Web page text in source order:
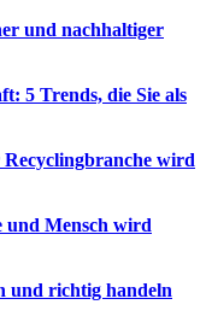
und nachhaltiger
5 Trends, die Sie als
wird
und Mensch wird
und richtig handeln